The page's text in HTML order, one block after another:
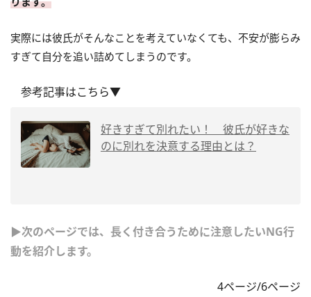
実際には彼氏がそんなことを考えていなくても、不安が膨らみ
すぎて自分を追い詰めてしまうのです。
参考記事はこちら▼
好きすぎて別れたい！ 彼氏が好きな
のに別れを決意する理由とは？
▶次のページでは、長く付き合うために注意したいNG行
動を紹介します。
4ページ/6ページ